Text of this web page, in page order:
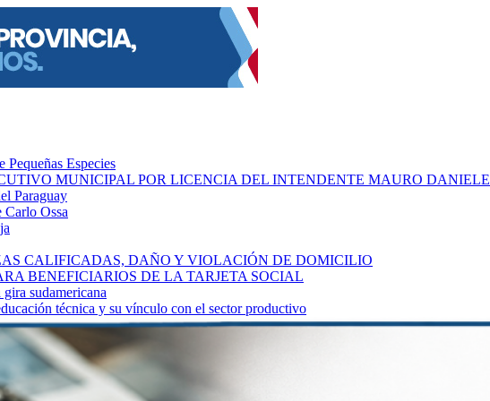
Especies
MUNICIPAL POR LICENCIA DEL INTENDENTE MAURO DANIELE
Paraguay
Ossa
CALIFICADAS, DAÑO Y VIOLACIÓN DE DOMICILIO
BENEFICIARIOS DE LA TARJETA SOCIAL
sudamericana
técnica y su vínculo con el sector productivo